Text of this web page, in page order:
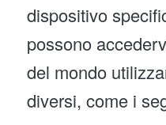
dispositivo
possono
del mondo
diversi, come i